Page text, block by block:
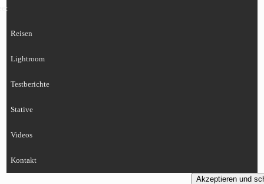
Reisen
Lightroom
Testberichte
Stative
Videos
Kontakt